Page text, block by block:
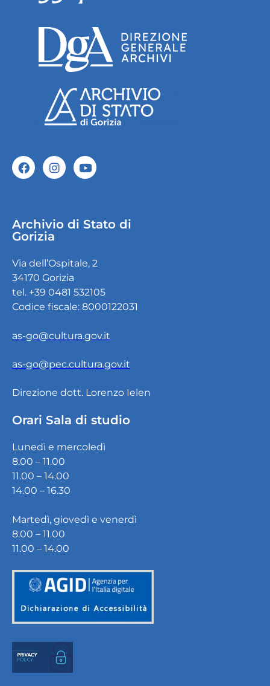
Archivio di Stato di
Gorizia
Via dell’Ospitale, 2
34170 Gorizia
tel. +39 0481 532105
Codice fiscale: 8000122031
as-go@cultura.gov.it
as-go@pec.cultura.gov.it
Direzione dott. Lorenzo Ielen
Orari Sala di studio
Lunedì e mercoledì
8.00 – 11.00
11.00 – 14.00
14.00 – 16.30
Martedì, giovedì e venerdì
8.00 – 11.00
11.00 – 14.00